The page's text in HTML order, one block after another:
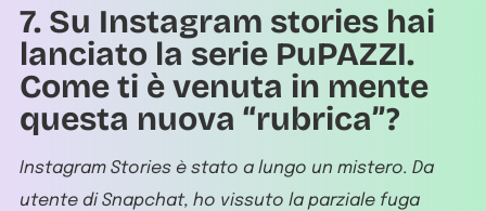
7. Su Instagram stories hai
lanciato la serie PuPAZZI.
Come ti è venuta in mente
questa nuova “rubrica”?
Instagram Stories è stato a lungo un mistero. Da
utente di Snapchat, ho vissuto la parziale fuga